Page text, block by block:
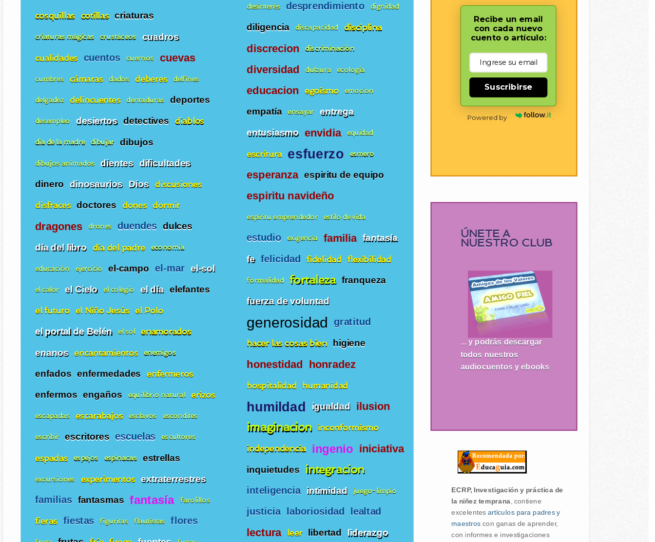
desinterés desprendimiento dignidad
diligencia discapacidad disciplina
discrecion discriminación
diversidad dulzura ecologia
educacion egoísmo emocion
empatía ensayar entrega
entusiasmo envidia equidad
escritura esfuerzo esmero
esperanza espiritu de equipo
espiritu navideño
espíritu emprendedor estilo de vida
estudio exigencia familia fantasía
fe felicidad fidelidad flexibilidad
formalidad fortaleza franqueza
fuerza de voluntad
generosidad gratitud
hacer las cosas bien higiene
honestidad honradez
hospitalidad humanidad
humildad igualdad ilusion
imaginacion inconformismo
independencia ingenio iniciativa
inquietudes integracion
inteligencia intimidad juego-limpio
justicia laboriosidad lealtad
lectura leer libertad liderazgo
cosquillas cotillas criaturas
criaturas mágicas crustáceos cuadros
cualidades cuentos cuernos cuevas
cumbres cámaras dados deberes delfines
delgadez delincuentes dentaduras deportes
desempleo desiertos detectives diablos
dia de la madre dibujar dibujos
dibujos animados dientes dificultades
dinero dinosaurios Dios discusiones
disfraces doctores dones dormir
dragones drones duendes dulces
día del libro día del padre economía
educación ejercicio el-campo el-mar el-sol
el calor el Cielo el colegio el día elefantes
el futuro el Niño Jesús el Polo
el portal de Belén el sol enamorados
enanos encantamientos enemigos
enfados enfermedades enfermeros
enfermos engaños equilibrio natural erizos
escapadas escarabajos esclavos escondites
escribir escritores escuelas escultores
espadas espejos espinacas estrellas
excursiones experimentos extraterrestres
familias fantasmas fantasía farolillos
fieras fiestas figuritas flautistas flores
Recibe un email
con cada nuevo
cuento o artículo:
Suscribirse
Powered by
ÚNETE A
NUESTRO CLUB
... y podrás descargar
todos nuestros
audiocuentos y ebooks
ECRP, Investigación y práctica de
la niñez temprana, contiene
excelentes artículos para padres y
maestros con ganas de aprender,
con informes e investigaciones